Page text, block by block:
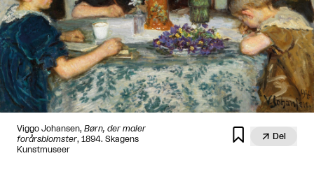
Viggo Johansen, Børn, der maler
forårsblomster, 1894. Skagens
Kunstmuseer
  Del